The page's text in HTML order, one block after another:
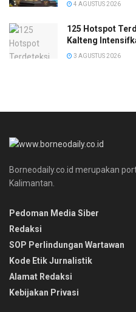
4 AGUSTUS 2026
125 Hotspot
Kalteng
3 AGUSTUS 2026
Borneodaily.co.id merupakan
Kalimantan.
Pedoman Media Siber
Redaksi
SOP Perlindungan Wartawan
Kode Etik Jurnalistik
Alamat Redaksi
Kebijakan Privasi